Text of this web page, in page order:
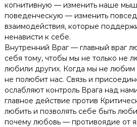
когнитивную — изменить наше
поведенческую — изменить
взаимодействия, которые
ненависти к себе.
Внутренний Враг — главный враг
себя тому, чтобы мы не только не
любили других. Когда мы не любим
не полюбит нас. Связь и
ослабляют контроль Врага над
главное действие против
любить и позволять себе быть
почему любовь — противоядие от